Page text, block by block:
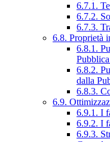
6.7.1.
6.7.2.
6.7.3.
6.8. Proprietà
6.8.1.
6.8.2.
dalla
6.8.3.
6.9.
6.9.1. I
6.9.2. I
6.9.3.